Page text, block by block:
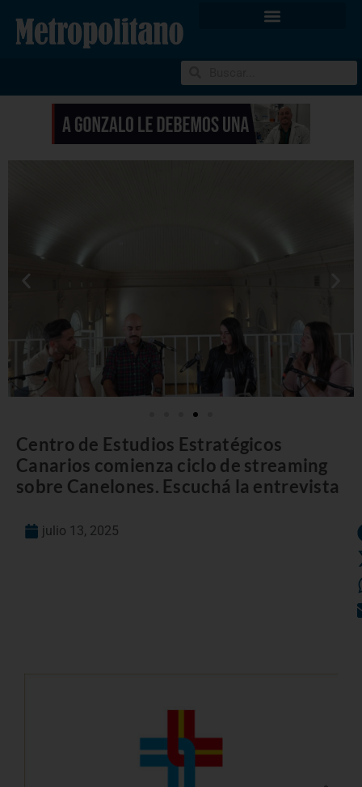
Centro de Estudios Estratégicos
Canarios comienza ciclo de streaming
sobre Canelones. Escuchá la entrevista
julio 13, 2025